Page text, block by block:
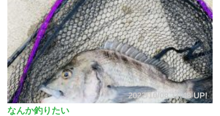
2022/10/08 11:48 UP!
なんか釣りたい